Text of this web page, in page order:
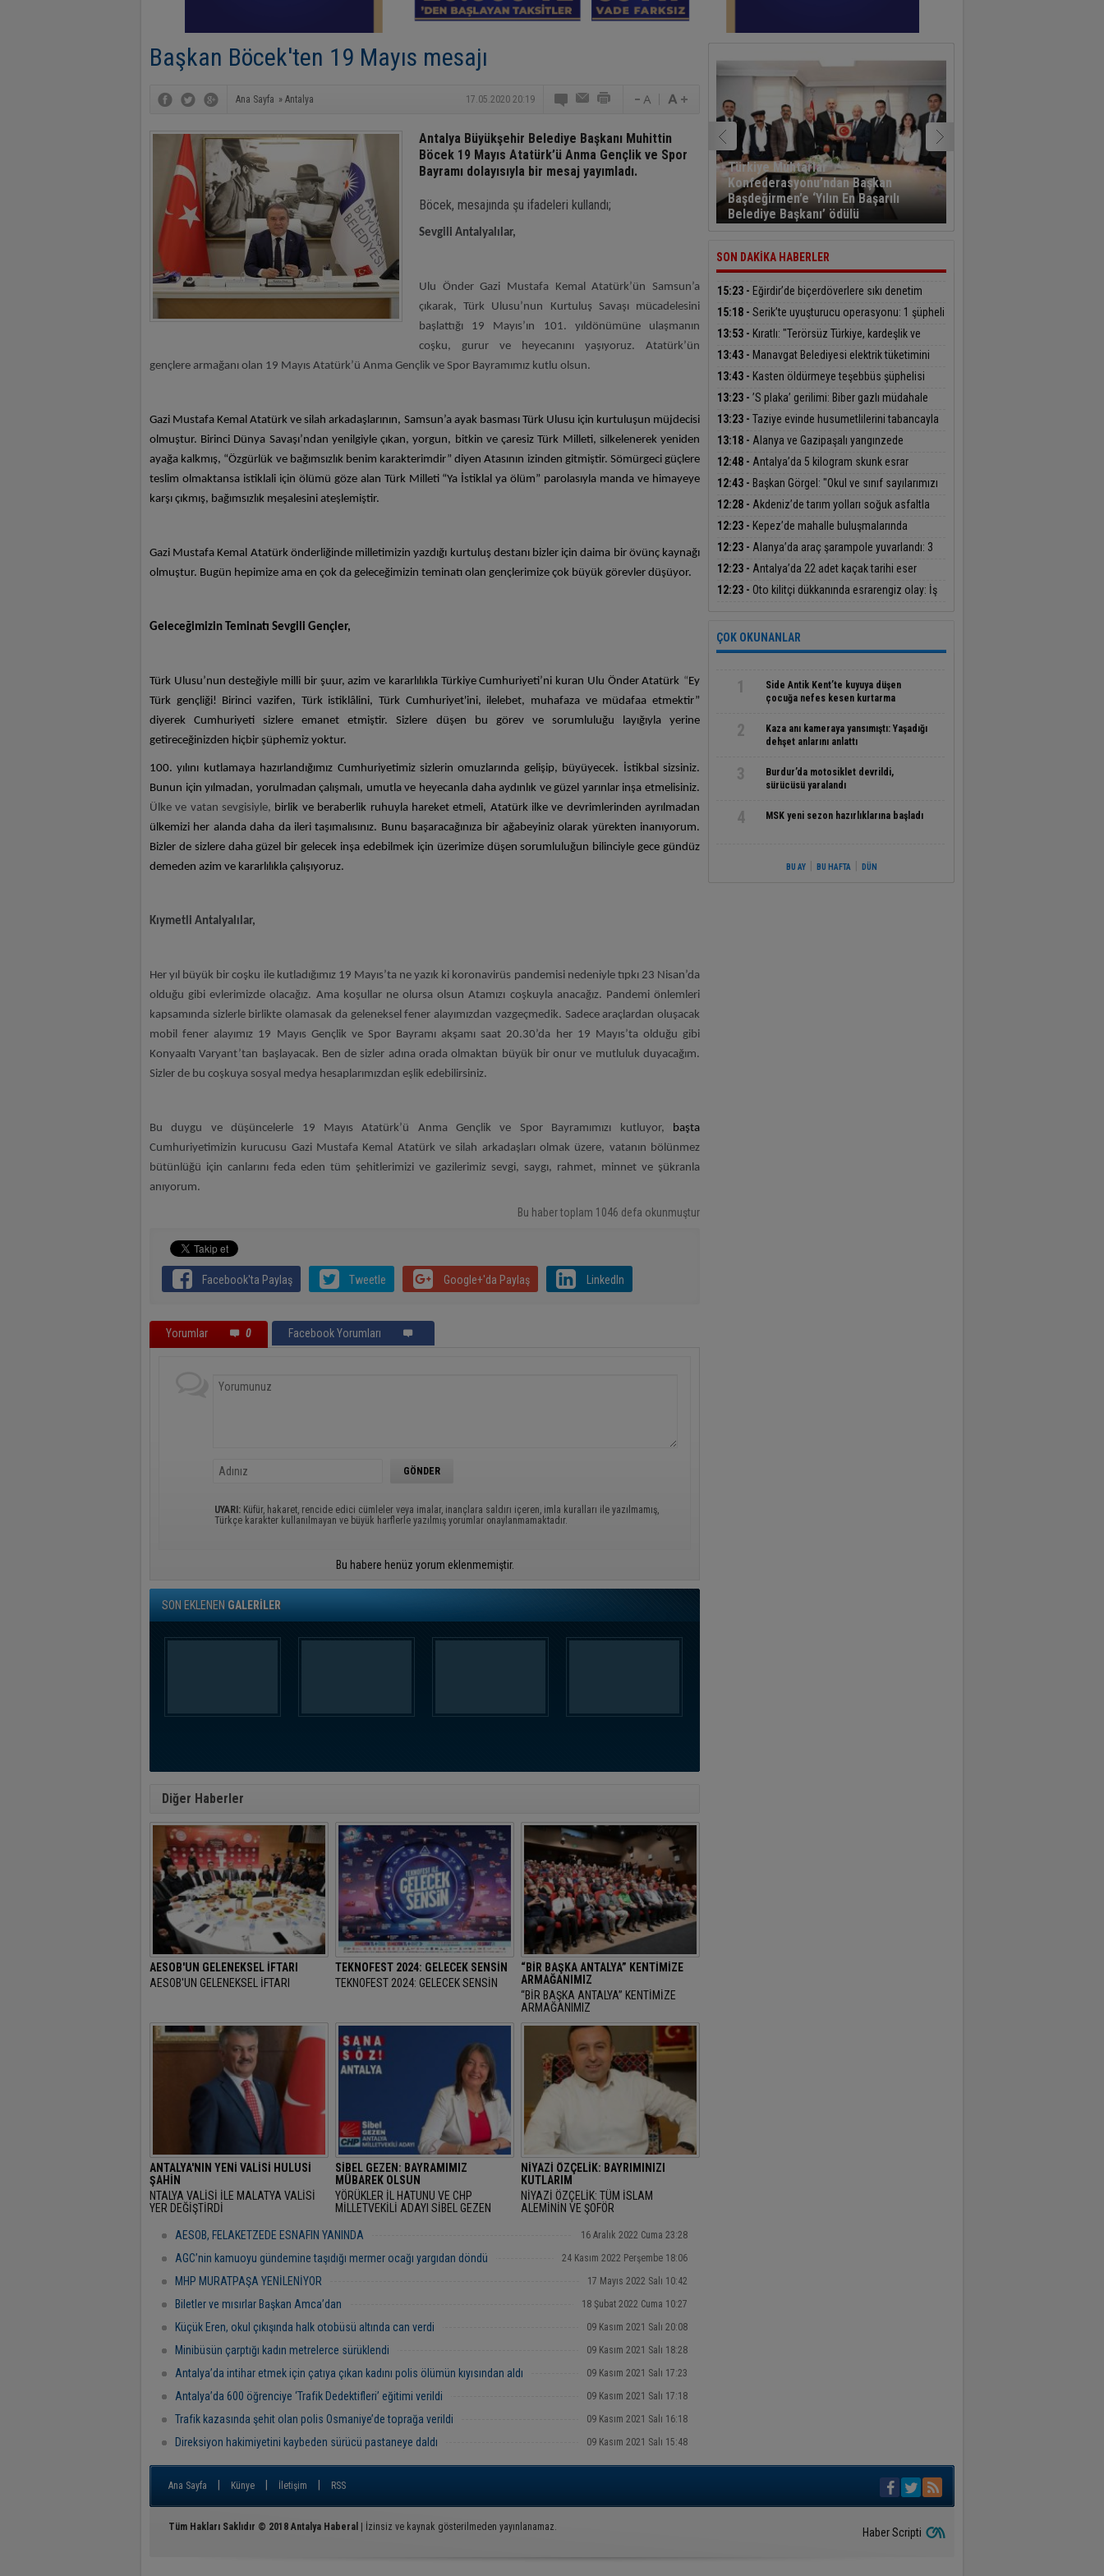
Başkan Böcek'ten 19 Mayıs mesajı
Ana Sayfa » Antalya 17.05.2020 20:19
Antalya Büyükşehir Belediye Başkanı Muhittin
Böcek 19 Mayıs Atatürk’ü Anma Gençlik ve Spor
Bayramı dolayısıyla bir mesaj yayımladı.
Böcek, mesajında şu ifadeleri kullandı;
Sevgili Antalyalılar,
Ulu Önder Gazi Mustafa Kemal Atatürk’ün Samsun’a
çıkarak, Türk Ulusu’nun Kurtuluş Savaşı mücadelesini
başlattığı 19 Mayıs’ın 101. yıldönümüne ulaşmanın
coşku, gurur ve heyecanını yaşıyoruz. Atatürk’ün
gençlere armağanı olan 19 Mayıs Atatürk’ü Anma Gençlik ve Spor Bayramımız kutlu olsun.
Gazi Mustafa Kemal Atatürk ve silah arkadaşlarının, Samsun’a ayak basması Türk Ulusu için kurtuluşun müjdecisi
olmuştur. Birinci Dünya Savaşı’ndan yenilgiyle çıkan, yorgun, bitkin ve çaresiz Türk Milleti, silkelenerek yeniden
ayağa kalkmış, “Özgürlük ve bağımsızlık benim karakterimdir” diyen Atasının izinden gitmiştir. Sömürgeci güçlere
teslim olmaktansa istiklali için ölümü göze alan Türk Milleti “Ya İstiklal ya ölüm” parolasıyla manda ve himayeye
karşı çıkmış, bağımsızlık meşalesini ateşlemiştir.
Gazi Mustafa Kemal Atatürk önderliğinde milletimizin yazdığı kurtuluş destanı bizler için daima bir övünç kaynağı
olmuştur. Bugün hepimize ama en çok da geleceğimizin teminatı olan gençlerimize çok büyük görevler düşüyor.
Geleceğimizin Teminatı Sevgili Gençler,
Türk Ulusu’nun desteğiyle milli bir şuur, azim ve kararlılıkla Türkiye Cumhuriyeti’ni kuran Ulu Önder Atatürk “Ey
Türk gençliği! Birinci vazifen, Türk istiklâlini, Türk Cumhuriyet'ini, ilelebet, muhafaza ve müdafaa etmektir”
diyerek Cumhuriyeti sizlere emanet etmiştir. Sizlere düşen bu görev ve sorumluluğu layığıyla yerine
getireceğinizden hiçbir şüphemiz yoktur.
100. yılını kutlamaya hazırlandığımız Cumhuriyetimiz sizlerin omuzlarında gelişip, büyüyecek. İstikbal sizsiniz.
Bunun için yılmadan, yorulmadan çalışmalı, umutla ve heyecanla daha aydınlık ve güzel yarınlar inşa etmelisiniz.
Ülke ve vatan sevgisiyle, birlik ve beraberlik ruhuyla hareket etmeli, Atatürk ilke ve devrimlerinden ayrılmadan
ülkemizi her alanda daha da ileri taşımalısınız. Bunu başaracağınıza bir ağabeyiniz olarak yürekten inanıyorum.
Bizler de sizlere daha güzel bir gelecek inşa edebilmek için üzerimize düşen sorumluluğun bilinciyle gece gündüz
demeden azim ve kararlılıkla çalışıyoruz.
Kıymetli Antalyalılar,
Her yıl büyük bir coşku ile kutladığımız 19 Mayıs’ta ne yazık ki koronavirüs pandemisi nedeniyle tıpkı 23 Nisan’da
olduğu gibi evlerimizde olacağız. Ama koşullar ne olursa olsun Atamızı coşkuyla anacağız. Pandemi önlemleri
kapsamında sizlerle birlikte olamasak da geleneksel fener alayımızdan vazgeçmedik. Sadece araçlardan oluşacak
mobil fener alayımız 19 Mayıs Gençlik ve Spor Bayramı akşamı saat 20.30’da her 19 Mayıs’ta olduğu gibi
Konyaaltı Varyant’tan başlayacak. Ben de sizler adına orada olmaktan büyük bir onur ve mutluluk duyacağım.
Sizler de bu coşkuya sosyal medya hesaplarımızdan eşlik edebilirsiniz.
Bu duygu ve düşüncelerle 19 Mayıs Atatürk’ü Anma Gençlik ve Spor Bayramımızı kutluyor, başta
Cumhuriyetimizin kurucusu Gazi Mustafa Kemal Atatürk ve silah arkadaşları olmak üzere, vatanın bölünmez
bütünlüğü için canlarını feda eden tüm şehitlerimizi ve gazilerimiz sevgi, saygı, rahmet, minnet ve şükranla
anıyorum.
Bu haber toplam 1046 defa okunmuştur
Facebook'ta Paylaş Tweetle Google+'da Paylaş LinkedIn
Yorumlar 0 Facebook Yorumları
UYARI: Küfür, hakaret, rencide edici cümleler veya imalar, inançlara saldırı içeren, imla kuralları ile yazılmamış,
Türkçe karakter kullanılmayan ve büyük harflerle yazılmış yorumlar onaylanmamaktadır.
Bu habere henüz yorum eklenmemiştir.
SON EKLENEN GALERİLER
Diğer Haberler
AESOB'UN GELENEKSEL İFTARI
AESOB'UN GELENEKSEL İFTARI
TEKNOFEST 2024: GELECEK SENSİN
TEKNOFEST 2024: GELECEK SENSİN
“BİR BAŞKA ANTALYA” KENTİMİZE
ARMAĞANIMIZ
“BİR BAŞKA ANTALYA” KENTİMİZE
ARMAĞANIMIZ
ANTALYA'NIN YENİ VALİSİ HULUSİ
ŞAHİN
NTALYA VALİSİ İLE MALATYA VALİSİ
YER DEĞİŞTİRDİ
SİBEL GEZEN: BAYRAMIMIZ
MÜBAREK OLSUN
YÖRÜKLER İL HATUNU VE CHP
MİLLETVEKİLİ ADAYI SİBEL GEZEN
"BAŞRAMIMIZ MÜBAREK OLSUN" DEDİ.
NİYAZİ ÖZÇELİK: BAYRIMINIZI
KUTLARIM
NİYAZİ ÖZÇELİK: TÜM İSLAM
ALEMİNİN VE ŞOFÖR
BAYRAMINIZI KUTLARIM
AESOB, FELAKETZEDE ESNAFIN YANINDA 16 Aralık 2022 Cuma 23:28
AGC’nin kamuoyu gündemine taşıdığı mermer ocağı yargıdan döndü 24 Kasım 2022 Perşembe 18:06
MHP MURATPAŞA YENİLENİYOR 17 Mayıs 2022 Salı 10:42
Biletler ve mısırlar Başkan Amca’dan 18 Şubat 2022 Cuma 10:27
Küçük Eren, okul çıkışında halk otobüsü altında can verdi 09 Kasım 2021 Salı 20:08
Minibüsün çarptığı kadın metrelerce sürüklendi 09 Kasım 2021 Salı 18:28
Antalya’da intihar etmek için çatıya çıkan kadını polis ölümün kıyısından aldı 09 Kasım 2021 Salı 17:23
Antalya’da 600 öğrenciye ‘Trafik Dedektifleri’ eğitimi verildi 09 Kasım 2021 Salı 17:18
Trafik kazasında şehit olan polis Osmaniye’de toprağa verildi 09 Kasım 2021 Salı 16:18
Direksiyon hakimiyetini kaybeden sürücü pastaneye daldı 09 Kasım 2021 Salı 15:48
Türkiye Muhtarlar
Konfederasyonu’ndan Başkan
Başdeğirmen’e ‘Yılın En Başarılı
Belediye Başkanı’ ödülü
SON DAKİKA HABERLER
15:23 - Eğirdir’de biçerdöverlere sıkı denetim
15:18 - Serik’te uyuşturucu operasyonu: 1 şüpheli
tutuklandı
13:53 - Kıratlı: "Terörsüz Türkiye, kardeşlik ve
güçlü gelecek demektir"
13:43 - Manavgat Belediyesi elektrik tüketimini
güneşten karşılayacak
13:43 - Kasten öldürmeye teşebbüs şüphelisi
tutuklandı
13:23 - ’S plaka’ gerilimi: Biber gazlı müdahale
13:23 - Taziye evinde husumetlilerini tabancayla
kovalayan şüpheli gözaltına alındı
13:18 - Alanya ve Gazipaşalı yangınzede
üreticilere sera naylonu desteği
12:48 - Antalya’da 5 kilogram skunk esrar
maddesi ele geçirildi
12:43 - Başkan Görgel: "Okul ve sınıf sayılarımızı
artırdık"
12:28 - Akdeniz’de tarım yolları soğuk asfaltla
yenileniyor
12:23 - Kepez’de mahalle buluşmalarında
çocuklar hem öğrenip hem eğlendiler
12:23 - Alanya’da araç şarampole yuvarlandı: 3
yaralı
12:23 - Antalya’da 22 adet kaçak tarihi eser
yakalandı
12:23 - Oto kilitçi dükkanında esrarengiz olay: İş
ÇOK OKUNANLAR
1
Side Antik Kent’te kuyuya düşen
çocuğa nefes kesen kurtarma
2
Kaza anı kameraya yansımıştı: Yaşadığı
dehşet anlarını anlattı
3
Burdur’da motosiklet devrildi,
sürücüsü yaralandı
4 MSK yeni sezon hazırlıklarına başladı
BU AY BU HAFTA DÜN
Ana Sayfa Künye İletişim RSS
Tüm Hakları Saklıdır © 2018 Antalya Haberal | İzinsiz ve kaynak gösterilmeden yayınlanamaz. Haber Scripti